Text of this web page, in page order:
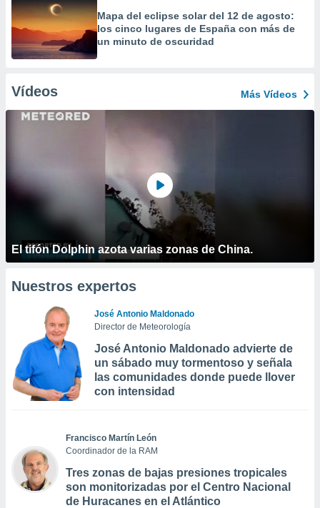
Mapa del eclipse solar del 12 de agosto:
los cinco lugares de España con más de
un minuto de oscuridad
Vídeos Más Vídeos
El tifón Dolphin azota varias zonas de China.
Nuestros expertos
José Antonio Maldonado
Director de Meteorología
José Antonio Maldonado advierte de
un sábado muy tormentoso y señala
las comunidades donde puede llover
con intensidad
Francisco Martín León
Coordinador de la RAM
Tres zonas de bajas presiones tropicales
son monitorizadas por el Centro Nacional
de Huracanes en el Atlántico